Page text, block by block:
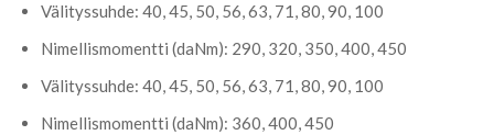
Välityssuhde: 40, 45, 50, 56, 63, 71, 80, 90, 100
Nimellismomentti (daNm): 290, 320, 350, 400, 450
Välityssuhde: 40, 45, 50, 56, 63, 71, 80, 90, 100
Nimellismomentti (daNm): 360, 400, 450